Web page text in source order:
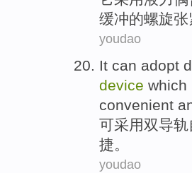
缓冲的螺旋张
youdao
It can adopt
device which
convenient
可采用双导轨
捷。
youdao